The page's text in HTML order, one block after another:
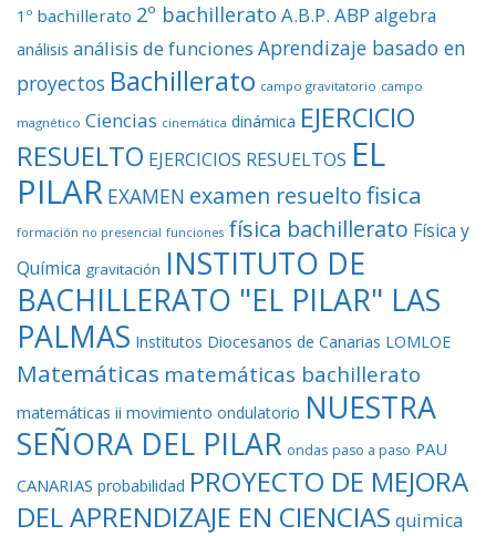
1º bachillerato 2º bachillerato A.B.P. ABP algebra
análisis análisis de funciones Aprendizaje basado en
proyectos Bachillerato campo gravitatorio campo
magnético Ciencias cinemática dinámica EJERCICIO
RESUELTO EJERCICIOS RESUELTOS EL
PILAR EXAMEN examen resueltofisica
formación no presencial funciones física bachillerato Física y
Química gravitación INSTITUTO DE
BACHILLERATO "EL PILAR" LAS
PALMAS Institutos Diocesanos de Canarias LOMLOE
Matemáticas matemáticas bachillerato
matemáticas ii movimiento ondulatorio NUESTRA
SEÑORA DEL PILAR ondas paso a paso PAU
CANARIAS probabilidad PROYECTO DE MEJORA
DEL APRENDIZAJE EN CIENCIAS quimica